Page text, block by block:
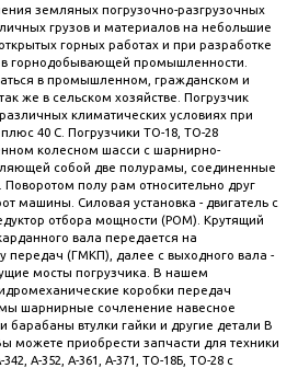
земляных погрузочно-разгрузочных
грузов и материалов на небольшие
горных работах и при разработке
горнодобывающей промышленности.
в промышленном, гражданском и
же в сельском хозяйстве. Погрузчик
климатических условиях при
40 С. Погрузчики ТО-18, ТО-28
колесном шасси с шарнирно-
собой две полурамы, соединенные
полу рам относительно друг
машины. Силовая установка - двигатель с
отбора мощности (РОМ). Крутящий
вала передается на
передач (ГМКП), далее с выходного вала -
мосты погрузчика. В нашем
коробки передач
шарнирные сочленение навесное
барабаны втулки гайки и другие детали В
можете приобрести запчасти для техники
А-352, А-361, А-371, ТО-18Б, ТО-28 с